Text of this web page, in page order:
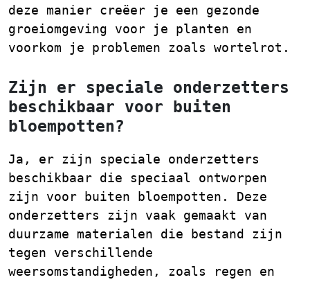
deze manier creëer je een gezonde
groeiomgeving voor je planten en
voorkom je problemen zoals wortelrot.
Zijn er speciale onderzetters
beschikbaar voor buiten
bloempotten?
Ja, er zijn speciale onderzetters
beschikbaar die speciaal ontworpen
zijn voor buiten bloempotten. Deze
onderzetters zijn vaak gemaakt van
duurzame materialen die bestand zijn
tegen verschillende
weersomstandigheden, zoals regen en